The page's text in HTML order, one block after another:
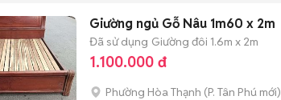
Giường ngủ Gỗ Nâu 1m60 x 2m
Đã sử dụng Giường đôi 1.6m x 2m
1.100.000 đ
Phường Hòa Thạnh (P. Tân Phú mới)